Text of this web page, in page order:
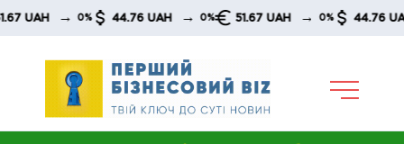
Skip
→ 0% 44.76 UAH → 0% 51.67 UAH → 0% 44.76 UAH →